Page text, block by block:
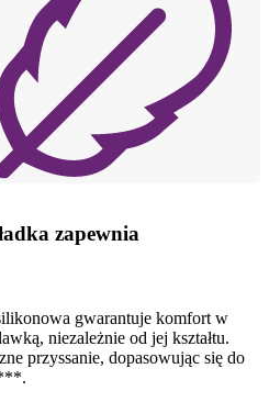
zapewnia
gwarantuje komfort w
niezależnie od jej kształtu.
przyssanie, dopasowując się do